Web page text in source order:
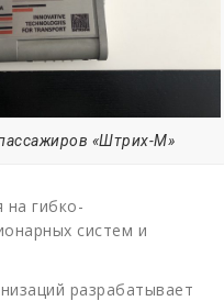
«Штрих-М»
на гибко-
систем и
разрабатывает